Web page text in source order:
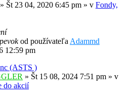
» Št 23 04, 2020 6:45 pm » v Fondy,
od používateľaAdammd
12:59 pm
(ASTS )
» Št 15 08, 2024 7:51 pm » v
do akcií